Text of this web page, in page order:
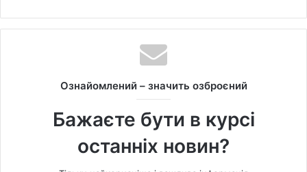
b
s
i
e
Ознайомлений – значить озброєний
Бажаєте бути в курсі
останніх новин?